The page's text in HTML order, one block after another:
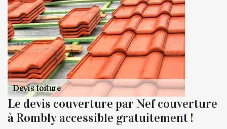
Le devis couverture par Nef couverture
à Rombly accessible gratuitement !